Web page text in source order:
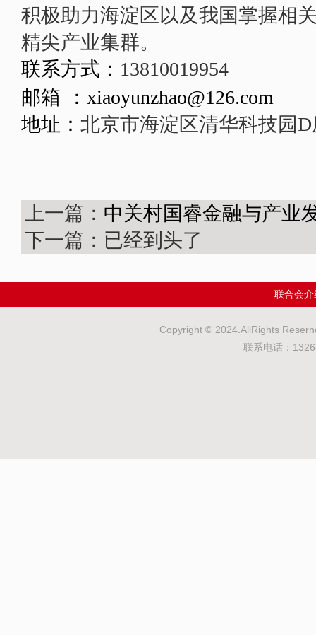
积极助力海淀区以及我国掌握相
精尖产业集群。
联系方式 ： 13810019954
邮箱
： xiaoyunzhao@126.com
地址： 北京市海淀区清华科技园D
上一篇： 中关村国睿金融与产业
下一篇：已经到头了
联合会介
Copyright © 2024.AllRights
联系电话：